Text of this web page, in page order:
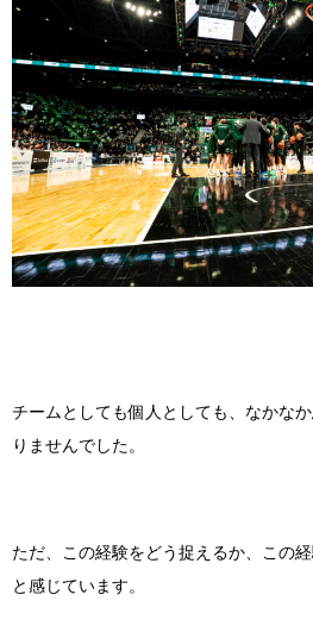
チームとしても個人としても、なかな
りませんでした。
ただ、この経験をどう捉えるか、この
と感じています。